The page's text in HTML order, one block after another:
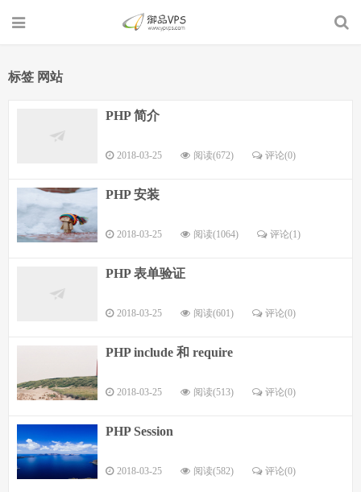
标签 网站
PHP 简介
2018-03-25 阅读(672) 评论(0)
PHP 安装
2018-03-25 阅读(1064) 评论(1)
PHP 表单验证
2018-03-25 阅读(601) 评论(0)
PHP include 和 require
2018-03-25 阅读(513) 评论(0)
PHP Session
2018-03-25 阅读(582) 评论(0)